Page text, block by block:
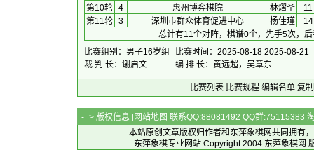
第10轮 4 惠州博弈棋院 林熠圣
11
第11轮 3 深圳市群众体育促进中心 杨佳瑾
14
总计有11个对阵，棋谱0个，先手5次，
比赛组别：男子16岁组
比赛时间：2025-08-18 2025-08-21
裁 判 长：谢启文
编 排 长：黄远超，吴章东
比赛列表 比赛规程 编辑名单 复
-=> 版权信息 [网站地图 联系QQ:88081492 QQ群:75115383
本站原创文章版权归作者和 东萍象棋网共同拥有
东萍象棋专业网站 Copyright 2004 东萍象棋网